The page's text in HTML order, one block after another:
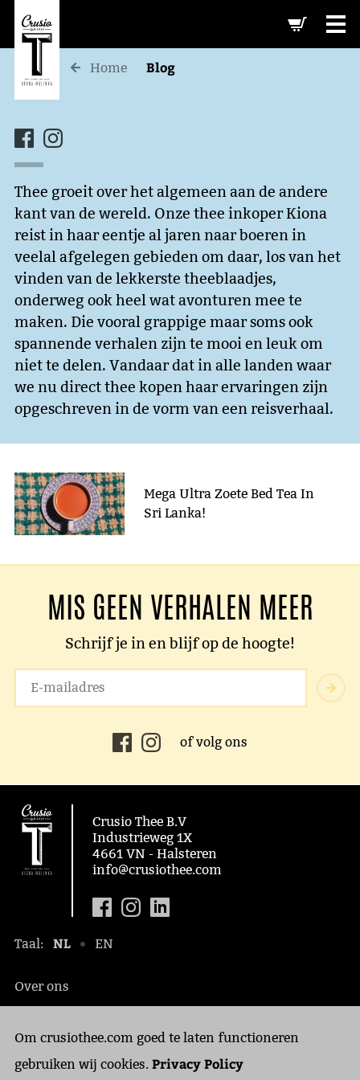
Home Blog
Thee groeit over het algemeen aan de andere
kant van de wereld. Onze thee inkoper Kiona
reist in haar eentje al jaren naar boeren in
veelal afgelegen gebieden om daar, los van het
vinden van de lekkerste theeblaadjes,
onderweg ook heel wat avonturen mee te
maken. Die vooral grappige maar soms ook
spannende verhalen zijn te mooi en leuk om
niet te delen. Vandaar dat in alle landen waar
we nu direct thee kopen haar ervaringen zijn
opgeschreven in de vorm van een reisverhaal.
Mega Ultra Zoete Bed Tea In
Sri Lanka!
MIS GEEN VERHALEN MEER
Schrijf je in en blijf op de hoogte!
of volg ons
Om crusiothee.com goed te laten functioneren
gebruiken wij cookies. Privacy Policy
Crusio Thee B.V
Industrieweg 1X
4661 VN - Halsteren
info@crusiothee.com
Taal: NL EN
Over ons
Contact
Privacy Policy